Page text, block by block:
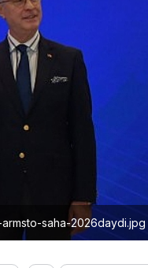
saha-2026daydi.jpg